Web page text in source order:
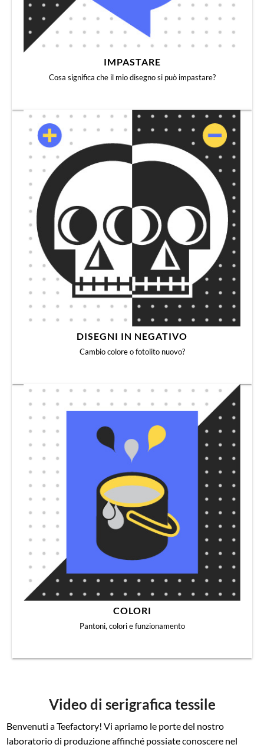
IMPASTARE
Cosa significa che il mio disegno si può impastare?
DISEGNI IN NEGATIVO
Cambio colore o fotolito nuovo?
COLORI
Pantoni, colori e funzionamento
Video di serigrafica tessile
Benvenuti a Teefactory! Vi apriamo le porte del nostro
laboratorio di produzione affinché possiate conoscere nel